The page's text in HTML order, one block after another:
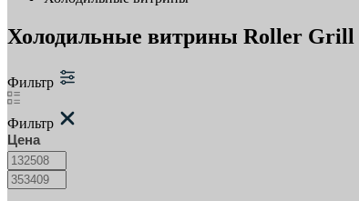
Холодильные витрины Roller Grill
Фильтр
Фильтр
Цена